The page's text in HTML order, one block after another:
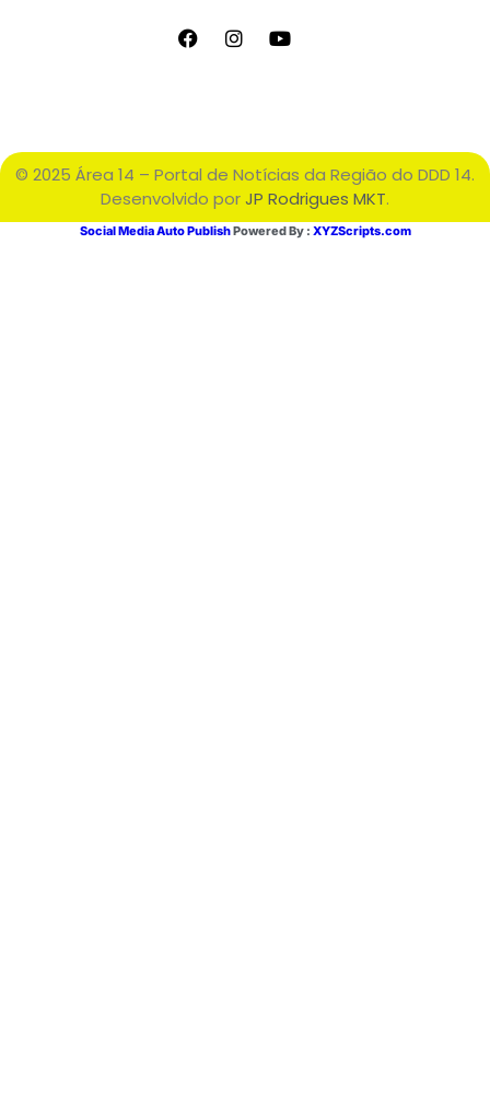
© 2025 Área 14 – Portal de Notícias da Região do DDD 14.
Desenvolvido porJP Rodrigues MKT.
Social Media Auto PublishPowered By : XYZScripts.com